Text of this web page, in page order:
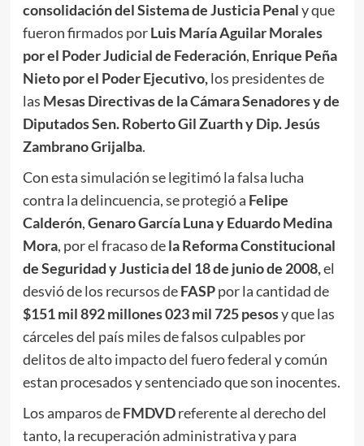
consolidación del Sistema de Justicia Penaly que
fueron firmados porLuis María Aguilar Morales
por el Poder Judicial de Federación, Enrique Peña
Nieto por el Poder Ejecutivo,los presidentes de
las Mesas Directivas de la Cámara Senadores y de
Diputados Sen. Roberto Gil Zuarth y Dip. Jesús
Zambrano Grijalba.
Con esta simulación se legitimó la falsa lucha
contra la delincuencia, se protegió a Felipe
Calderón,Genaro García Luna y Eduardo Medina
Mora, por el fracaso dela Reforma Constitucional
de Seguridad y Justicia del 18 de junio de 2008,el
desvió de los recursos deFASPpor la cantidad de
$151 mil 892 millones 023 mil 725 pesosy que las
cárceles del país miles de falsos culpables por
delitos de alto impacto del fuero federal y común
estan procesados y sentenciado que son inocentes.
Los amparos deFMDVDreferente al derecho del
tanto, la recuperación administrativa y para